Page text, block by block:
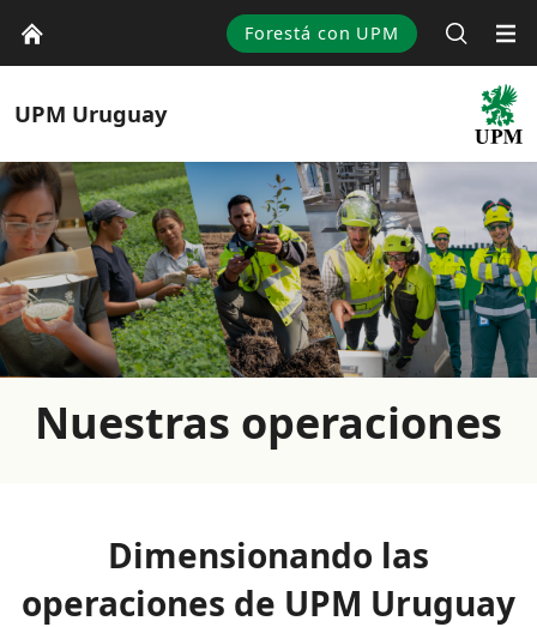
Forestá con UPM
UPM Uruguay
Nuestras operaciones
Dimensionando las
operaciones de UPM Uruguay